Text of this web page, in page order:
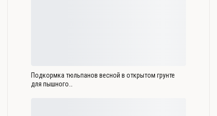
Подкормка тюльпанов весной в открытом грунте
для пышного…